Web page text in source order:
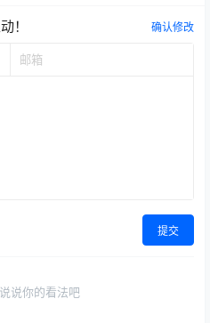
！ 确认修改
提交
说你的看法吧